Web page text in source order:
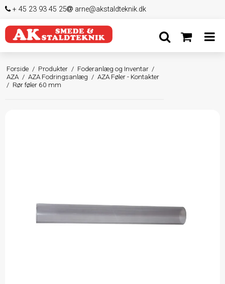
+ 45 23 93 45 25 arne@akstaldteknik.dk
Forside / Produkter / Foderanlæg og Inventar /
AZA / AZA Fodringsanlæg / AZA Føler - Kontakter
/ Rør føler 60 mm